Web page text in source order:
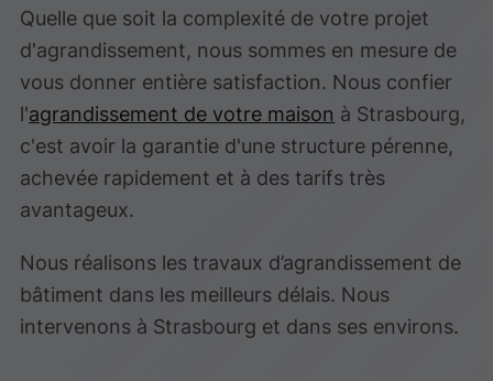
Quelle que soit la complexité de votre projet
d'agrandissement, nous sommes en mesure de
vous donner entière satisfaction. Nous confier
l'agrandissement de votre maison à Strasbourg,
c'est avoir la garantie d'une structure pérenne,
achevée rapidement et à des tarifs très
avantageux.
Nous réalisons les travaux d’agrandissement de
bâtiment dans les meilleurs délais. Nous
intervenons à Strasbourg et dans ses environs.